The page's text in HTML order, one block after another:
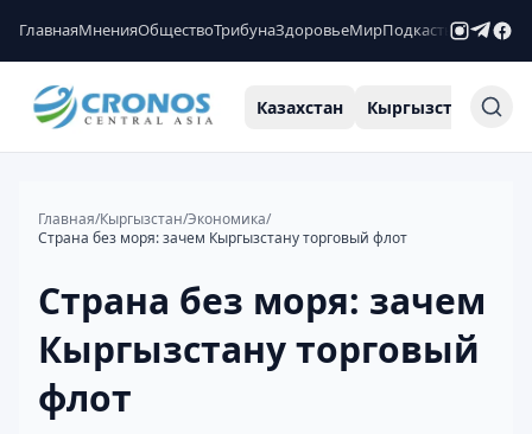
ГлавнаяМненияОбществоТрибунаЗдоровьеМирПодкастыРейтинги
Казахстан Кыргызстан
Главная/Кыргызстан/Экономика/
Страна без моря: зачем Кыргызстану торговый флот
Страна без моря: зачем
Кыргызстану торговый
флот